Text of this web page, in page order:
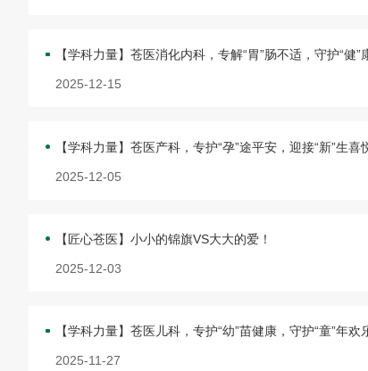
【学科力量】苍医消化内科，专解“胃”肠不适，守护“健”
2025-12-15
【学科力量】苍医产科，专护“孕”途平安，迎接“新”生喜
2025-12-05
【匠心苍医】小小的锦旗VS大大的爱！
2025-12-03
【学科力量】苍医儿科，专护“幼”苗健康，守护“童”年欢
2025-11-27